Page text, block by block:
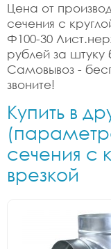
Цена от
сечения с
Ф100-30
рублей за штуку
Самовывоз -
звоните!
Купить в
сечения с
врезкой